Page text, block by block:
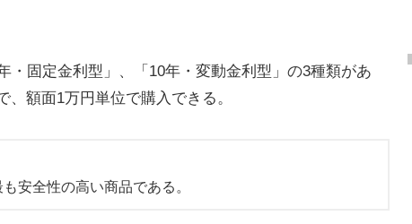
固定金利型」、「10年・変動金利型」の3種類があ
額面1万円単位で購入できる。
安全性の高い商品である。